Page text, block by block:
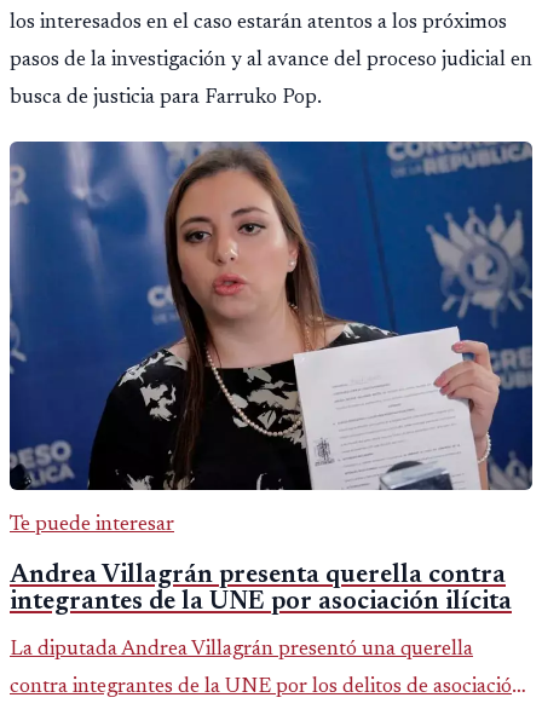
los interesados en el caso estarán atentos a los próximos
pasos de la investigación y al avance del proceso judicial en
busca de justicia para Farruko Pop.
Te puede interesar
Andrea Villagrán presenta querella contra
integrantes de la UNE por asociación ilícita
La diputada Andrea Villagrán presentó una querella
contra integrantes de la UNE por los delitos de asociación